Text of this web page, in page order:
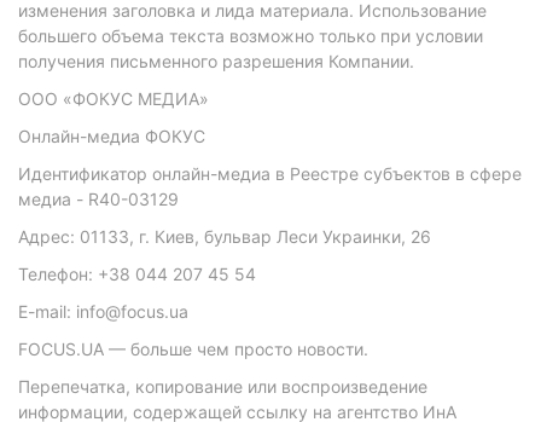
изменения заголовка и лида материала. Использование
большего объема текста возможно только при условии
получения письменного разрешения Компании.
ООО «ФОКУС МЕДИА»
Онлайн-медиа ФОКУС
Идентификатор онлайн-медиа в Реестре субъектов в сфере
медиа - R40-03129
Адрес: 01133, г. Киев, бульвар Леси Украинки, 26
Телефон: +38 044 207 45 54
E-mail: info@focus.ua
FOCUS.UA — больше чем просто новости.
Перепечатка, копирование или воспроизведение
информации, содержащей ссылку на агентство ИнА